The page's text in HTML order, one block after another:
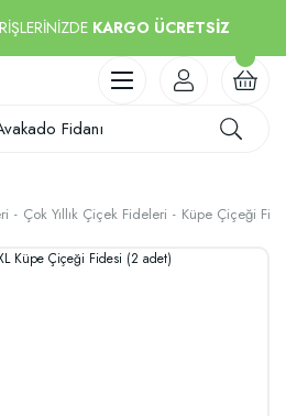
KARGO ÜCRETSİZ
Çok Yıllık Çiçek Fideleri Küpe Çiçeği